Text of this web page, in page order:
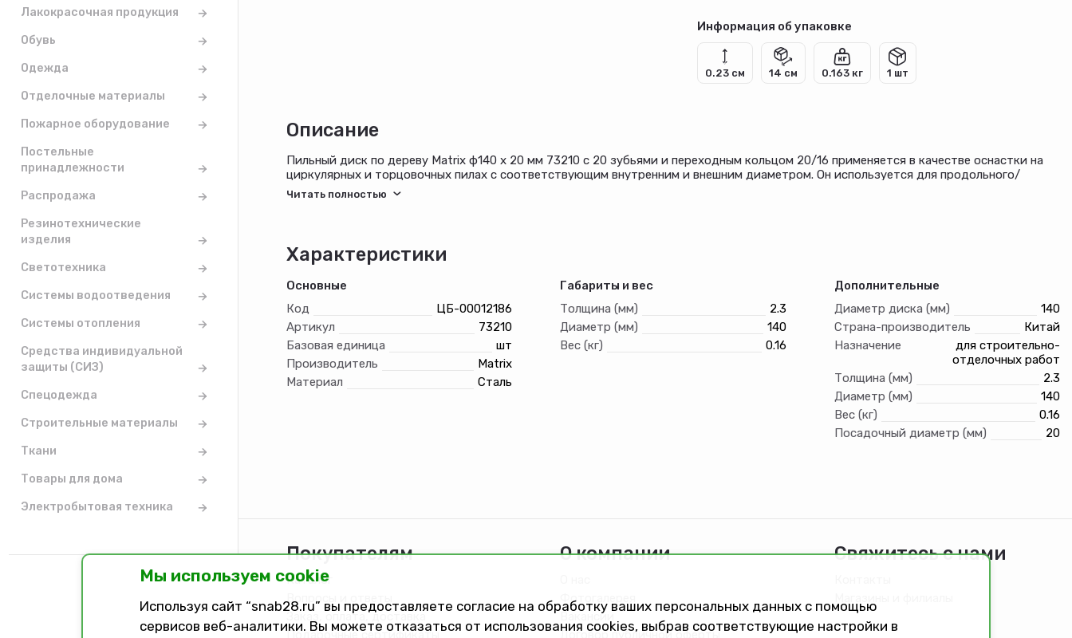
Лакокрасочная продукция
Обувь
Одежда
Отделочные материалы
Пожарное оборудование
Постельные
принадлежности
Распродажа
Резинотехнические
изделия
Светотехника
Системы водоотведения
Системы отопления
Средства индивидуальной
защиты (СИЗ)
Спецодежда
Строительные материалы
Ткани
Товары для дома
Электробытовая техника
Информация об упаковке
0.23 см 14 см 0.163 кг 1 шт
Описание
Пильный диск по дереву Matrix ф140 х 20 мм 73210 с 20 зубьями и переходным кольцом 20/16 применяется в качестве оснастки на
циркулярных и торцовочных пилах с соответствующим внутренним и внешним диаметром. Он используется для продольного/
поперечного реза материалов из мягкой и твердой древесины, ДСП, ДВП, фанеры, столярных плит. В комплект входит переходное
140 мм
Диаметр (дюйм)
Посадочный диаметр
20/16 мм
Угол заточки
15-18
Количество зубьев
20 шт
Max число оборотов
10000 об/мин
Характеристики
Основные
Код
ЦБ-00012186
Артикул
73210
Базовая единица
шт
Производитель
Matrix
Материал
Сталь
Габариты и вес
Толщина (мм)
2.3
Диаметр (мм)
140
Вес (кг)
0.16
Дополнительные
Диаметр диска (мм)
140
Страна-производитель
Китай
Назначение
для строительно-
отделочных работ
Толщина (мм)
2.3
Диаметр (мм)
140
Вес (кг)
0.16
Посадочный диаметр (мм)
20
Покупателям
Каталог
Вопросы и ответы
Заказ, оплата, доставка
Подарочные сертификаты
О компании
Фотогалерея
Вакансии
Договор публичной оферты
Свяжитесь с нами
Мы используем cookie
Используя сайт “snab28.ru” вы предоставляете согласие на обработку ваших персональных данных с помощью
сервисов веб-аналитики. Вы можете отказаться от использования cookies, выбрав соответствующие настройки в